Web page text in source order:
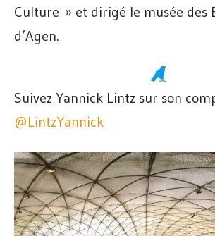
Culture » et dirigé le musée des
d’Agen.
Suivez Yannick Lintz sur son
@LintzYannick